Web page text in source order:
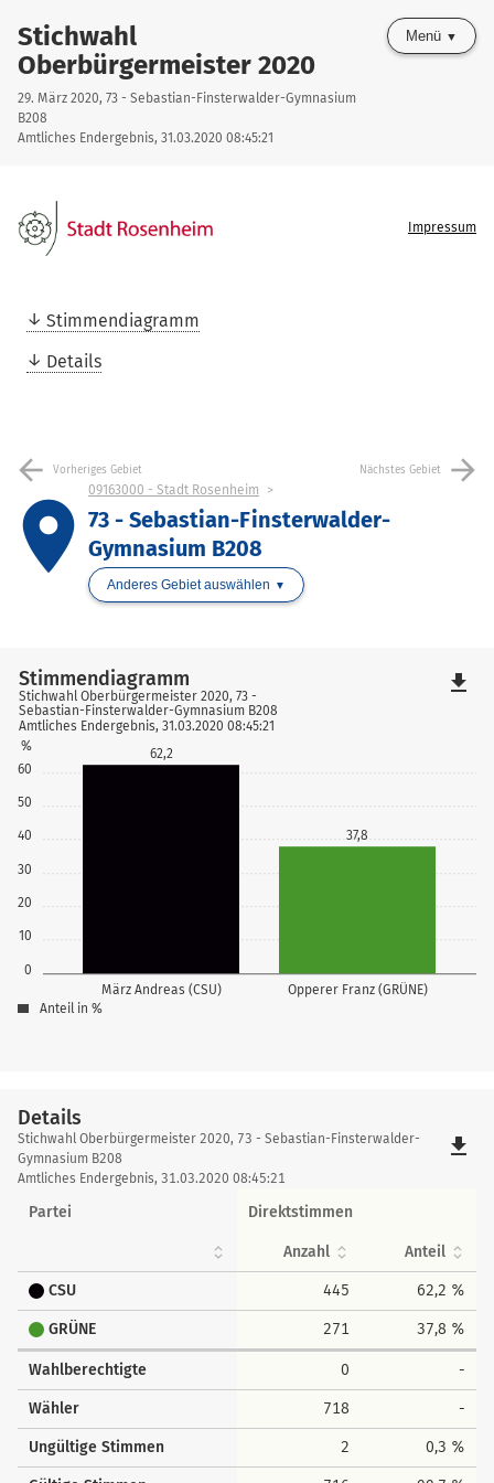
Stichwahl
Oberbürgermeister 2020
29. März 2020, 73 - Sebastian-Finsterwalder-Gymnasium
B208
Amtliches Endergebnis, 31.03.2020 08:45:21
Menü
Impressum
Stimmendiagramm
Details
arrow_back Vorheriges Gebiet Nächstes Gebiet arrow_forward
place
09163000 - Stadt Rosenheim
73 - Sebastian-Finsterwalder-
Gymnasium B208
Anderes Gebiet auswählen
0
10
20
30
40
50
60
%
März Andreas (CSU) Opperer Franz (GRÜNE)
62,2
37,8
Stimmendiagramm
Stichwahl Oberbürgermeister 2020, 73 -
Sebastian-Finsterwalder-Gymnasium B208
Amtliches Endergebnis, 31.03.2020 08:45:21
Anteil in %
file_download
Details
Details
Stichwahl Oberbürgermeister 2020, 73 - Sebastian-Finsterwalder-
Gymnasium B208
Amtliches Endergebnis, 31.03.2020 08:45:21
file_download
Partei Direktstimmen
Anzahl Anteil
CSU 445 62,2 %
GRÜNE 271 37,8 %
Wahlberechtigte 0 -
Wähler 718 -
Ungültige Stimmen 2 0,3 %